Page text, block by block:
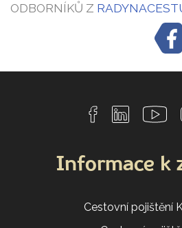
ODBORNÍKŮ Z
Informace k
Cestovní pojištění